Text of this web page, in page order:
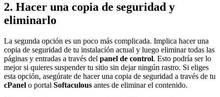
2. Hacer una copia de seguridad y
eliminarlo
La segunda opción es un poco más complicada. Implica hacer una
copia de seguridad de tu instalación actual y luego eliminar todas las
páginas y entradas a través del panel de control. Esto podría ser lo
mejor si quieres suspender tu sitio sin dejar ningún rastro. Si eliges
esta opción, asegúrate de hacer una copia de seguridad a través de tu
cPanel o portal Softaculous antes de eliminar el contenido.